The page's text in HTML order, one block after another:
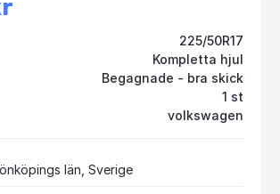
225/50R17
Kompletta hjul
Begagnade - bra skick
1 st
volkswagen
län, Sverige